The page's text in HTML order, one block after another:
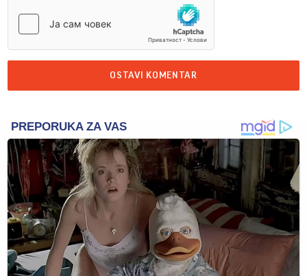
OSTAVI KOMENTAR